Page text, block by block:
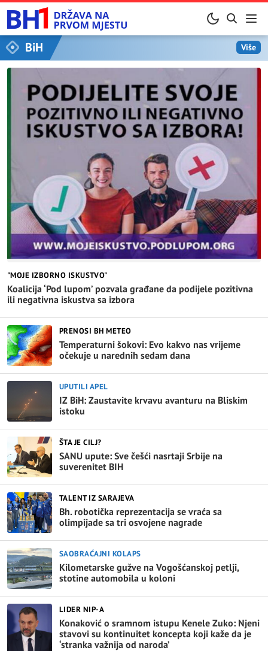
BiH Više
"MOJE IZBORNO ISKUSTVO"
Koalicija ‘Pod lupom’ pozvala građane da podijele pozitivna
ili negativna iskustva sa izbora
PRENOSI BH METEO
Temperaturni šokovi: Evo kakvo nas vrijeme
očekuje u narednih sedam dana
UPUTILI APEL
IZ BiH: Zaustavite krvavu avanturu na Bliskim
istoku
ŠTA JE CILJ?
SANU upute: Sve češći nasrtaji Srbije na
suverenitet BIH
TALENT IZ SARAJEVA
Bh. robotička reprezentacija se vraća sa
olimpijade sa tri osvojene nagrade
SAOBRAĆAJNI KOLAPS
Kilometarske gužve na Vogošćanskoj petlji,
stotine automobila u koloni
LIDER NIP-A
Konaković o sramnom istupu Kenele Zuko: Njeni
stavovi su kontinuitet koncepta koji kaže da je
‘stranka važnija od naroda’